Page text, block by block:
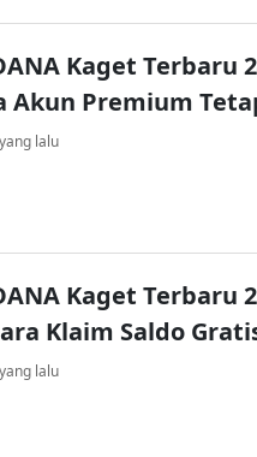
Kaget Terbaru
Akun Premium
lalu
Kaget Terbaru
Klaim Saldo
lalu